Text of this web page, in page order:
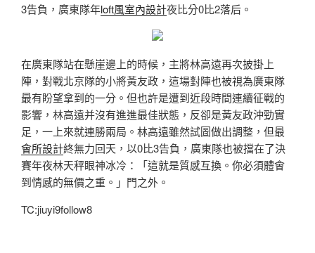
3告負，廣東隊年loft風室內設計夜比分0比2落后。
在廣東隊站在懸崖邊上的時候，主將林高遠再次披掛上
陣，對戰北京隊的小將黃友政，這場對陣也被視為廣東隊
最有盼望拿到的一分。但也許是遭到近段時間連續征戰的
影響，林高遠并沒有進進最佳狀態，反卻是黃友政沖勁實
足，一上來就連勝兩局。林高遠雖然試圖做出調整，但最
會所設計終無力回天，以0比3告負，廣東隊也被擋在了決
賽年夜林天秤眼神冰冷：「這就是質感互換。你必須體會
到情感的無價之重。」門之外。
TC:jiuyi9follow8